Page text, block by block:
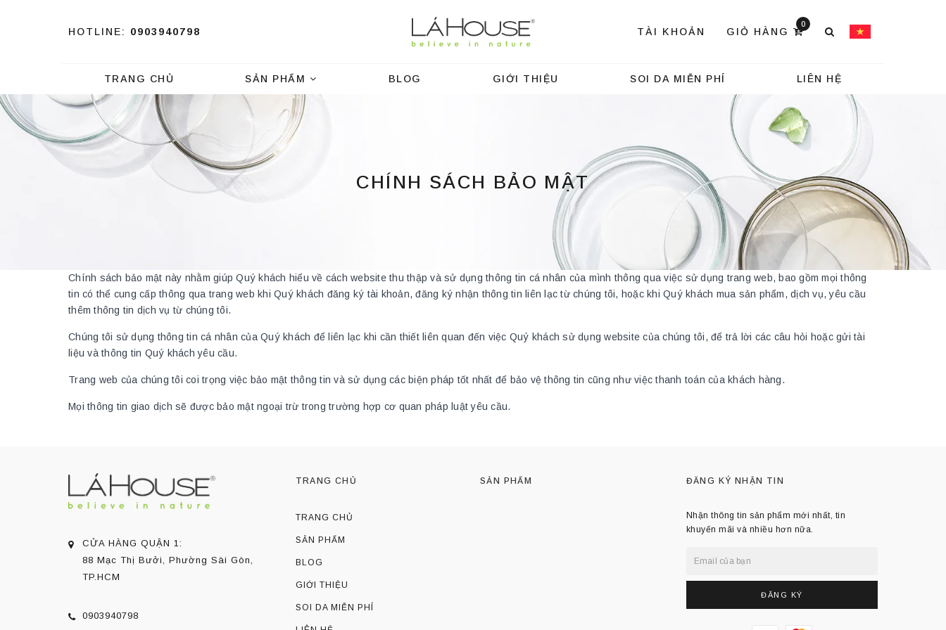
HOTLINE: 0903940798 TÀI KHOẢN GIỎ HÀNG
0
TRANG CHỦ SẢN PHẨM BLOG GIỚI THIỆU SOI DA MIỄN PHÍ LIÊN HỆ
CHÍNH SÁCH BẢO MẬT
Chính sách bảo mật này nhằm giúp Quý khách hiểu về cách website thu thập và sử dụng thông tin cá nhân của mình thông qua việc sử dụng trang web, bao gồm mọi thông
tin có thể cung cấp thông qua trang web khi Quý khách đăng ký tài khoản, đăng ký nhận thông tin liên lạc từ chúng tôi, hoặc khi Quý khách mua sản phẩm, dịch vụ, yêu cầu
thêm thông tin dịch vụ từ chúng tôi.
Chúng tôi sử dụng thông tin cá nhân của Quý khách để liên lạc khi cần thiết liên quan đến việc Quý khách sử dụng website của chúng tôi, để trả lời các câu hỏi hoặc gửi tài
liệu và thông tin Quý khách yêu cầu.
Trang web của chúng tôi coi trọng việc bảo mật thông tin và sử dụng các biện pháp tốt nhất để bảo vệ thông tin cũng như việc thanh toán của khách hàng.
Mọi thông tin giao dịch sẽ được bảo mật ngoại trừ trong trường hợp cơ quan pháp luật yêu cầu.
CỬA HÀNG QUẬN 1:
88 Mạc Thị Bưởi, Phường Sài Gòn,
TP.HCM
0903940798
TRANG CHỦ
TRANG CHỦ
SẢN PHẨM
BLOG
GIỚI THIỆU
SOI DA MIỄN PHÍ
SẢN PHẨM ĐĂNG KÝ NHẬN TIN
Nhận thông tin sản phẩm mới nhất, tin
khuyến mãi và nhiều hơn nữa.
ĐĂNG KÝ